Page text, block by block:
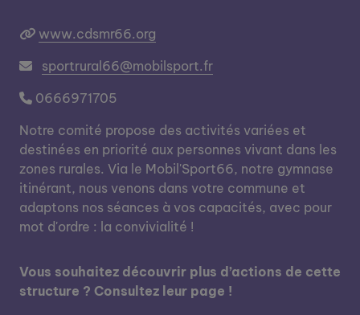
www.cdsmr66.org
sportrural66@mobilsport.fr
0666971705
Notre comité propose des activités variées et
destinées en priorité aux personnes vivant dans les
zones rurales. Via le Mobil'Sport66, notre gymnase
itinérant, nous venons dans votre commune et
adaptons nos séances à vos capacités, avec pour
mot d'ordre : la convivialité !
Vous souhaitez découvrir plus d’actions de cette
structure ? Consultez leur page !